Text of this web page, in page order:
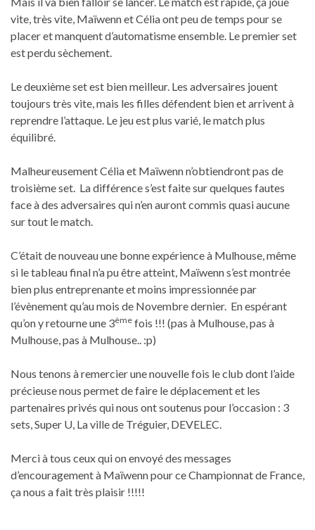
vite, très vite, Maïwenn et Célia ont peu de temps pour se
placer et manquent d’automatisme ensemble. Le premier set
est perdu sèchement.
Le deuxième set est bien meilleur. Les adversaires jouent
toujours très vite, mais les filles défendent bien et arrivent à
reprendre l’attaque. Le jeu est plus varié, le match plus
équilibré.
Malheureusement Célia et Maïwenn n’obtiendront pas de
troisième set. La différence s’est faite sur quelques fautes
face à des adversaires qui n’en auront commis quasi aucune
sur tout le match.
C’était de nouveau une bonne expérience à Mulhouse, même
si le tableau final n’a pu être atteint, Maïwenn s’est montrée
bien plus entreprenante et moins impressionnée par
l’évènement qu’au mois de Novembre dernier. En espérant
qu’on y retourne une 3ème fois !!! (pas à Mulhouse, pas à
Mulhouse, pas à Mulhouse.. :p)
Nous tenons à remercier une nouvelle fois le club dont l’aide
précieuse nous permet de faire le déplacement et les
partenaires privés qui nous ont soutenus pour l’occasion : 3
sets, Super U, La ville de Tréguier, DEVELEC.
Merci à tous ceux qui on envoyé des messages
d’encouragement à Maïwenn pour ce Championnat de France,
ça nous a fait très plaisir !!!!!